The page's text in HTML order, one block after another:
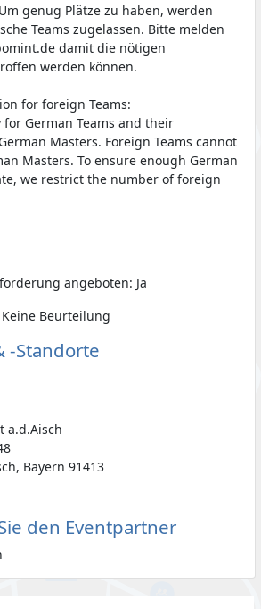
genug Plätze zu haben, werden
Teams zugelassen. Bitte melden
damit die nötigen
werden können.
for foreign Teams:
German Teams and their
Masters. Foreign Teams cannot
Masters. To ensure enough German
we restrict the number of foreign
angeboten: Ja
Beurteilung
-Standorte
a.d.Aisch
Bayern 91413
den Eventpartner